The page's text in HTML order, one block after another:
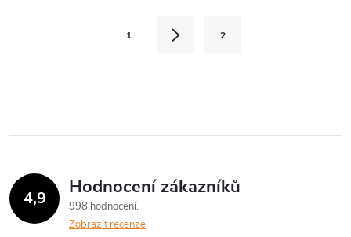
í
p
k
v
á
n
1 2
4,9 Hodnocení zákazníků
998 hodnocení
Zobrazit recenze